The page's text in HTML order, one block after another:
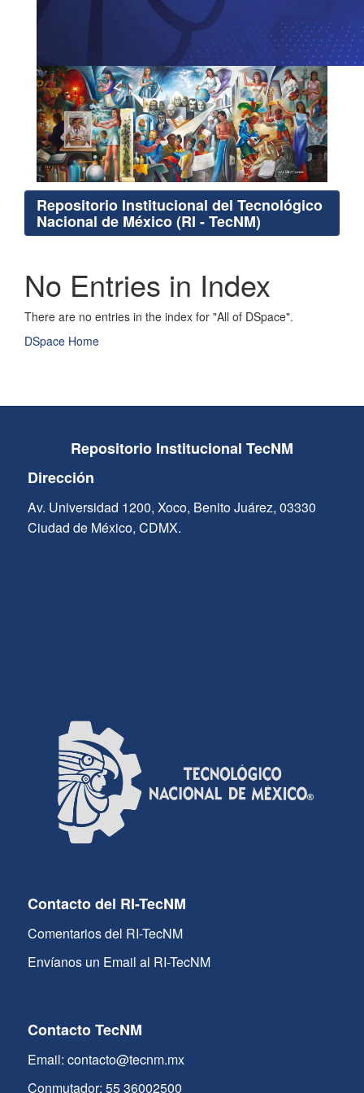
Repositorio Institucional del Tecnológico
Nacional de México (RI - TecNM)
No Entries in Index
There are no entries in the index for "All of DSpace".
DSpace Home
Repositorio Institucional TecNM
Dirección
Av. Universidad 1200, Xoco, Benito Juárez, 03330
Ciudad de México, CDMX.
Contacto del RI-TecNM
Comentarios del RI-TecNM
Envíanos un Email al RI-TecNM
Contacto TecNM
Email: contacto@tecnm.mx
Conmutador: 55 36002500